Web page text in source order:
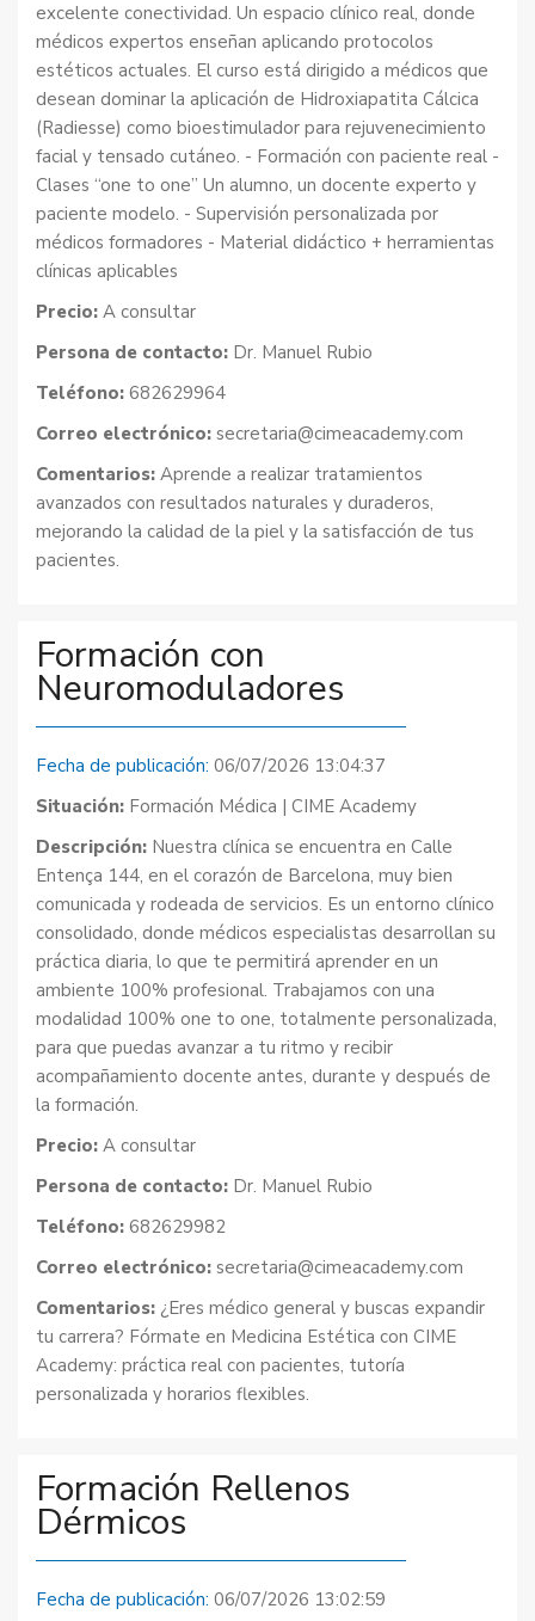
excelente conectividad. Un espacio clínico real, donde
médicos expertos enseñan aplicando protocolos
estéticos actuales. El curso está dirigido a médicos que
desean dominar la aplicación de Hidroxiapatita Cálcica
(Radiesse) como bioestimulador para rejuvenecimiento
facial y tensado cutáneo. - Formación con paciente real -
Clases “one to one” Un alumno, un docente experto y
paciente modelo. - Supervisión personalizada por
médicos formadores - Material didáctico + herramientas
clínicas aplicables
Precio: A consultar
Persona de contacto: Dr. Manuel Rubio
Teléfono: 682629964
Correo electrónico: secretaria@cimeacademy.com
Comentarios: Aprende a realizar tratamientos
avanzados con resultados naturales y duraderos,
mejorando la calidad de la piel y la satisfacción de tus
pacientes.
Formación con
Neuromoduladores
Fecha de publicación: 06/07/2026 13:04:37
Situación: Formación Médica | CIME Academy
Descripción: Nuestra clínica se encuentra en Calle
Entença 144, en el corazón de Barcelona, muy bien
comunicada y rodeada de servicios. Es un entorno clínico
consolidado, donde médicos especialistas desarrollan su
práctica diaria, lo que te permitirá aprender en un
ambiente 100% profesional. Trabajamos con una
modalidad 100% one to one, totalmente personalizada,
para que puedas avanzar a tu ritmo y recibir
acompañamiento docente antes, durante y después de
la formación.
Precio: A consultar
Persona de contacto: Dr. Manuel Rubio
Teléfono: 682629982
Correo electrónico: secretaria@cimeacademy.com
Comentarios: ¿Eres médico general y buscas expandir
tu carrera? Fórmate en Medicina Estética con CIME
Academy: práctica real con pacientes, tutoría
personalizada y horarios flexibles.
Formación Rellenos
Dérmicos
Fecha de publicación: 06/07/2026 13:02:59